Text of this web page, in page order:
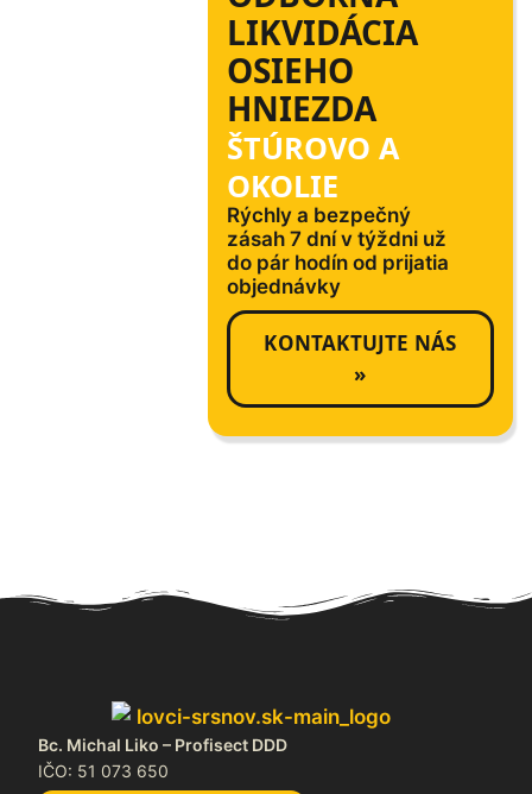
LIKVIDÁCIA
OSIEHO
HNIEZDA
ŠTÚROVO A
OKOLIE
Rýchly a bezpečný
zásah 7 dní v týždni už
do pár hodín od prijatia
objednávky
KONTAKTUJTE NÁS
»
Bc. Michal Liko – Profisect DDD
IČO: 51 073 650